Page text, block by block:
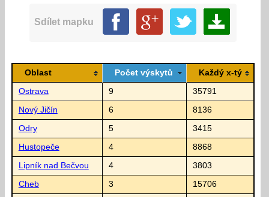
Sdílet mapku
Oblast Počet výskytů Každý x-tý
Ostrava 9 35791
Nový Jičín 6 8136
Odry 5 3415
Hustopeče 4 8868
Lipník nad Bečvou 4 3803
Cheb 3 15706